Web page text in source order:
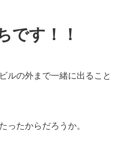
です！！
ルの外まで一緒に出ること
ったからだろうか。